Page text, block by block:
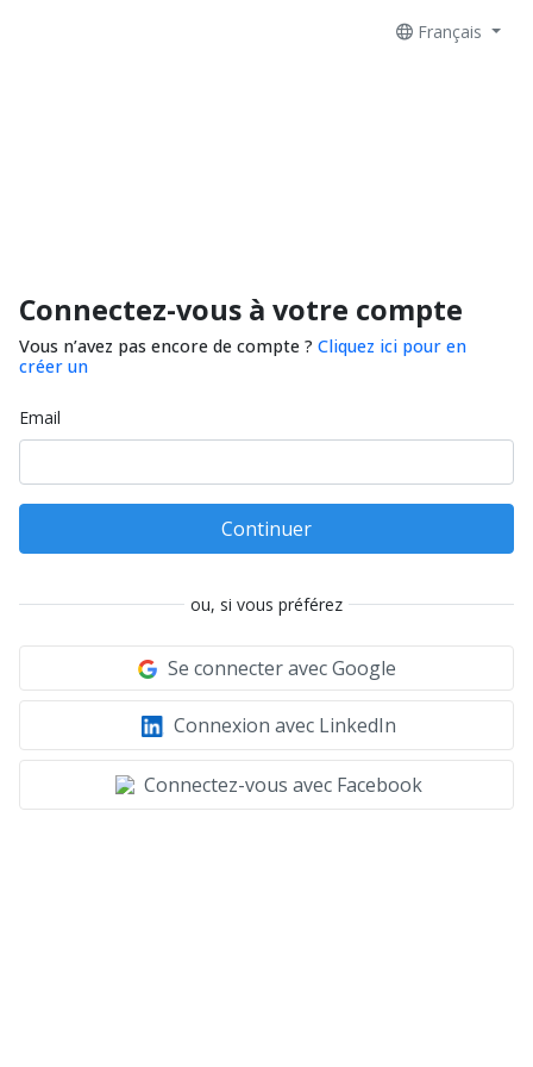
Français
Connectez-vous à votre compte
Vous n’avez pas encore de compte ? Cliquez ici pour en
créer un
Email
Continuer
ou, si vous préférez
Se connecter avec Google
Connexion avec LinkedIn
Connectez-vous avec Facebook